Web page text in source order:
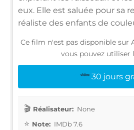
eux. Elle est saluée pour sa
réaliste des enfants de
Ce film n'est pas disponible sur
vous pouvez utiliser
30 jours
Réalisateur: None
Note: IMDb 7.6